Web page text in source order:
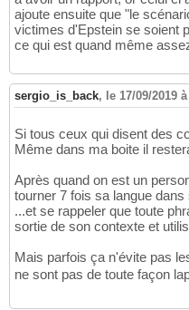
ajoute ensuite que "le
victimes d'Epstein se soient
ce qui est quand même
sergio_is_back, le 17/09/2019
Si tous ceux qui disent des
Même dans ma boite il
Après quand on est un
tourner 7 fois sa langue dans
...et se rappeler que toute
sortie de son contexte et
Mais parfois ça n'évite pas
ne sont pas de toute façon